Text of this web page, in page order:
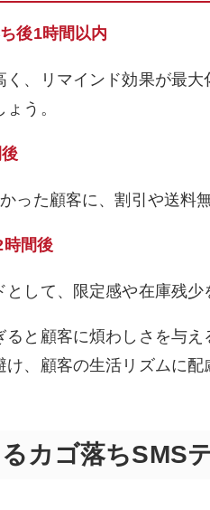
後1時間以内
く、リマインド効果が最
う。
った顧客に、割引や送料
間後
して、限定感や在庫残少
ると顧客に煩わしさを与
、顧客の生活リズムに配
カゴ落ちSMS